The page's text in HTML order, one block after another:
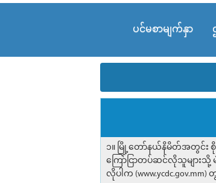
ပင်မစာမျက်နှာ
၁။ မြို့တော်နယ်နိမိတ်အတွင်း
ကြော်ငြာတပ်ဆင်လိုသူများသို့
လိုပါက